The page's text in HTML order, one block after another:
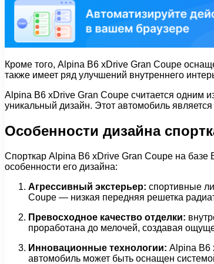
Кроме того, Alpina B6 xDrive Gran Coupe
также имеет ряд улучшений внутреннего
Alpina B6 xDrive Gran Coupe считается одним
уникальный дизайн. Этот автомобиль
Особенности дизайна
Спорткар Alpina B6 xDrive Gran Coupe на
особенности его дизайна:
Агрессивный экстерьер: спортивные
Coupe — низкая передняя решетка
Превосходное качество отделки:
проработана до мелочей, создавая
Инновационные технологии: Alpina B6
автомобиль может быть оснащен